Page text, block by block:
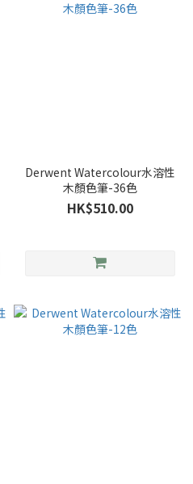
Derwent Watercolour水溶性
木顏色筆-36色
HK$510.00